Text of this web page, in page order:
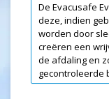
De Evacusafe
deze, indien
worden door
creëren een
de afdaling en
gecontroleerde
eenmaal is